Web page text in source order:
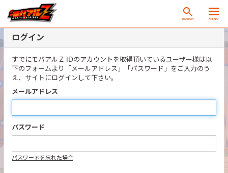
SEARCH MENU
ログイン
すでにモバアルＺ IDのアカウントを取得頂いているユーザー様は以
下のフォームより「メールアドレス」「パスワード」をご入力のう
え、サイトにログインして下さい。
メールアドレス
パスワード
パスワードを忘れた場合